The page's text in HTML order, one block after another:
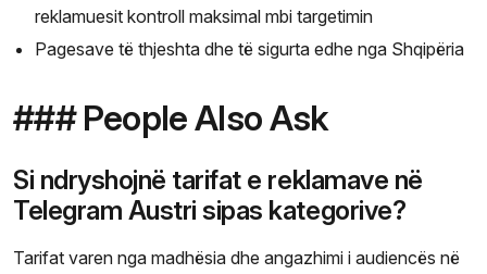
reklamuesit kontroll maksimal mbi targetimin
Pagesave të thjeshta dhe të sigurta edhe nga Shqipëria
### People Also Ask
Si ndryshojnë tarifat e reklamave në
Telegram Austri sipas kategorive?
Tarifat varen nga madhësia dhe angazhimi i audiencës në